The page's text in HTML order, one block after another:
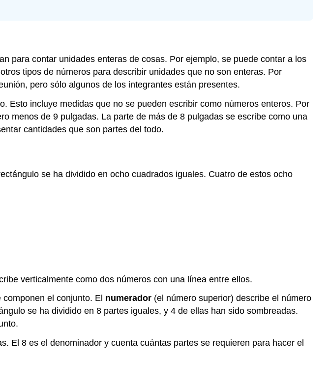
y
Denominadores
Partes
un
juego
Todo
para contar unidades enteras de cosas. Por ejemplo, se puede contar a los
tipos de números para describir unidades que no son enteras. Por
pero sólo algunos de los integrantes están presentes.
Esto incluye medidas que no se pueden escribir como números enteros. Por
menos de 9 pulgadas. La parte de más de 8 pulgadas se escribe como una
cantidades que son partes del todo.
se ha dividido en ocho cuadrados iguales. Cuatro de estos ocho
verticalmente como dos números con una línea entre ellos.
el conjunto. El numerador (el número superior) describe el número
se ha dividido en 8 partes iguales, y 4 de ellas han sido sombreadas.
El 8 es el denominador y cuenta cuántas partes se requieren para hacer el